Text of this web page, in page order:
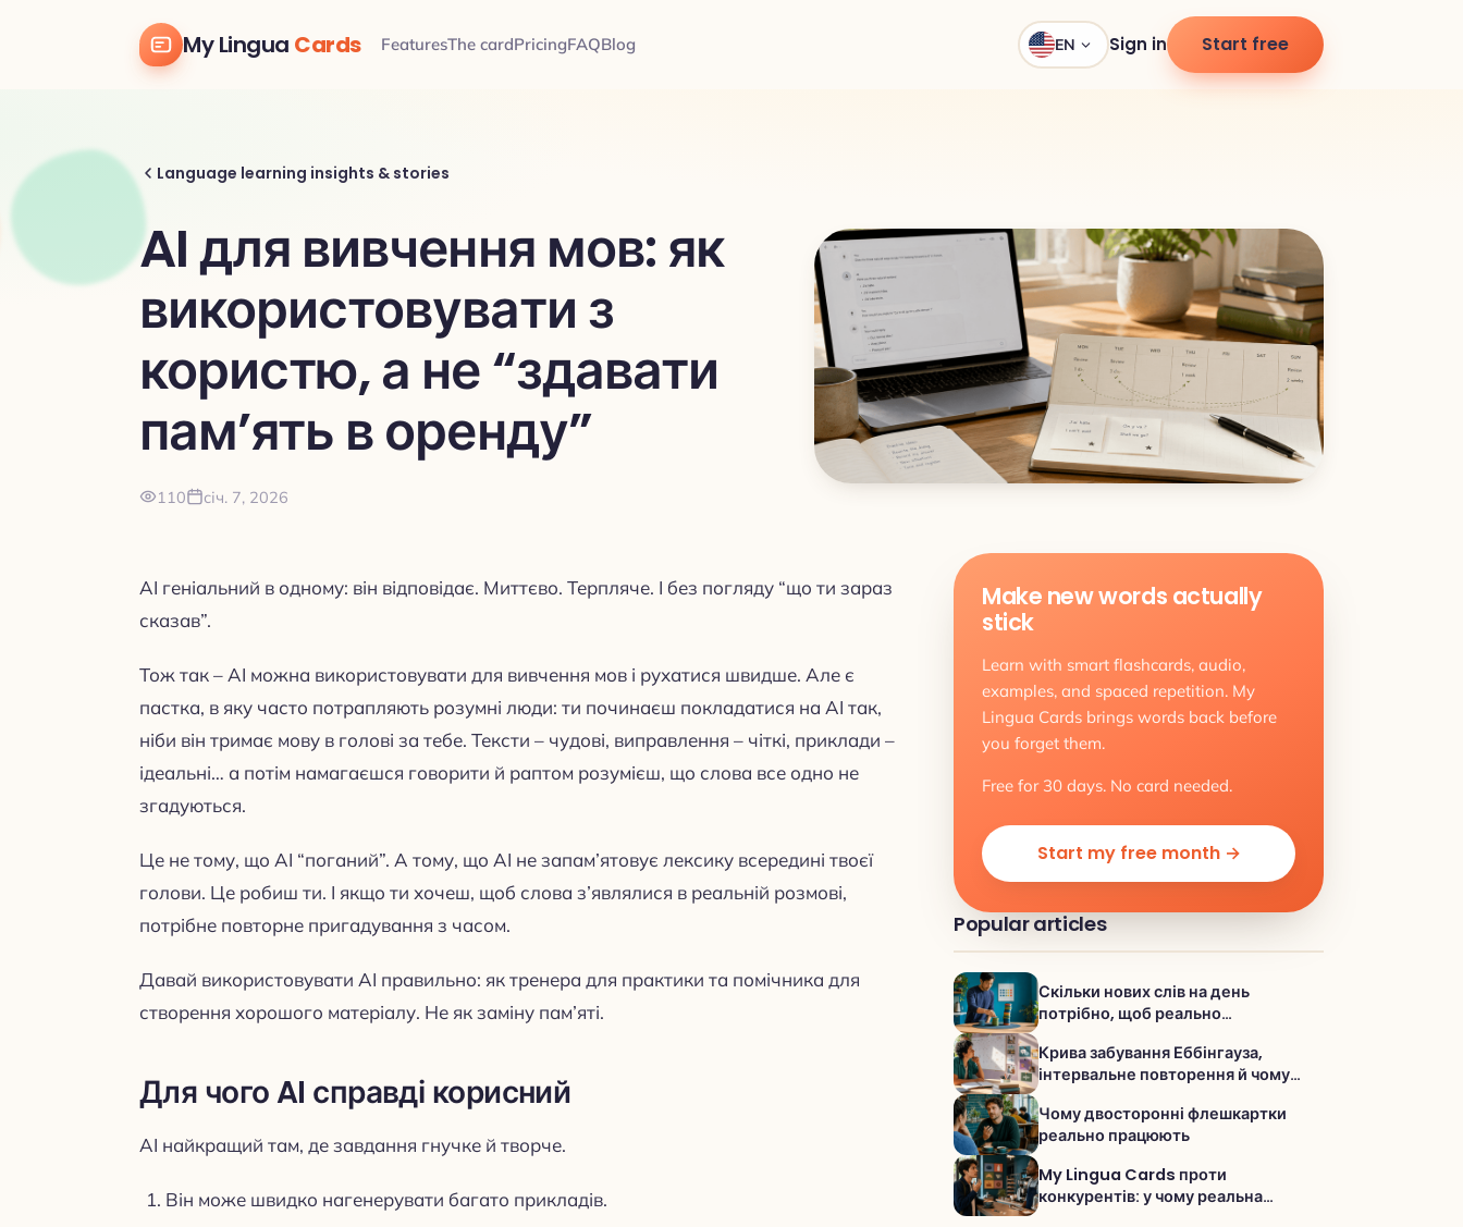
My Lingua Cards FeaturesThe cardPricingFAQBlog EN Sign in Start free
Language learning insights & stories
AI для вивчення мов: як
використовувати з
користю, а не “здавати
пам’ять в оренду”
110 січ. 7, 2026
AI геніальний в одному: він відповідає. Миттєво. Терпляче. І без погляду “що ти зараз
сказав”.
Тож так – AI можна використовувати для вивчення мов і рухатися швидше. Але є
пастка, в яку часто потрапляють розумні люди: ти починаєш покладатися на AI так,
ніби він тримає мову в голові за тебе. Тексти – чудові, виправлення – чіткі, приклади –
ідеальні… а потім намагаєшся говорити й раптом розумієш, що слова все одно не
згадуються.
Це не тому, що AI “поганий”. А тому, що AI не запам’ятовує лексику всередині твоєї
голови. Це робиш ти. І якщо ти хочеш, щоб слова з’являлися в реальній розмові,
потрібне повторне пригадування з часом.
Давай використовувати AI правильно: як тренера для практики та помічника для
створення хорошого матеріалу. Не як заміну пам’яті.
Для чого AI справді корисний
AI найкращий там, де завдання гнучке й творче.
Він може швидко нагенерувати багато прикладів.
Make new words actually
stick
Learn with smart flashcards, audio,
examples, and spaced repetition. My
Lingua Cards brings words back before
you forget them.
Free for 30 days. No card needed.
Start my free month →
Popular articles
Скільки нових слів на день
потрібно, щоб реально
Крива забування Еббінгауза,
інтервальне повторення й чому
запам’ятовувати слова
Чому двосторонні флешкартки
реально працюють
My Lingua Cards проти
конкурентів: у чому реальна